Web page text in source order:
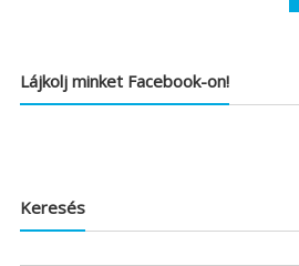
Lájkolj minket Facebook-on!
Keresés